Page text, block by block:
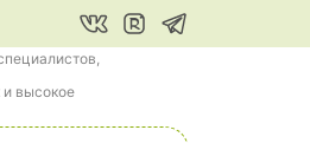
и высокое